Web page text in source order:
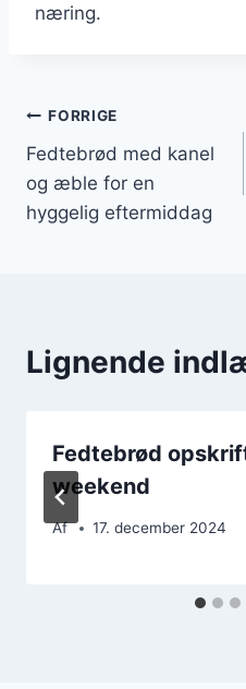
næring.
FORRIGE
Fedtebrød med kanel
og æble for en
hyggelig eftermiddag
Lignende
Fedtebrød
weekend
Af 17. december 2024